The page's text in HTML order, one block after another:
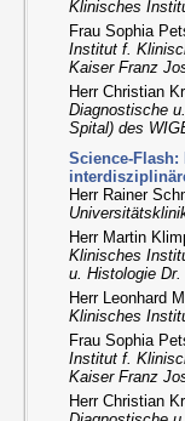
Klinisches
Frau Sophia
Institut f.
Kaiser Franz
Herr Christian
Diagnostische
Spital) des
Science-
Herr Rainer
Herr Martin
Klinisches
u. Histologie
Herr Leonhard
Klinisches
Frau Sophia
Institut f.
Kaiser Franz
Herr Christian